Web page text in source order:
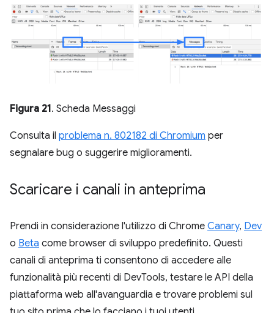
Figura 21. Scheda Messaggi
Consulta il problema n. 802182 di Chromium per
segnalare bug o suggerire miglioramenti.
Scaricare i canali in anteprima
Prendi in considerazione l'utilizzo di Chrome Canary, Dev
o Beta come browser di sviluppo predefinito. Questi
canali di anteprima ti consentono di accedere alle
funzionalità più recenti di DevTools, testare le API della
piattaforma web all'avanguardia e trovare problemi sul